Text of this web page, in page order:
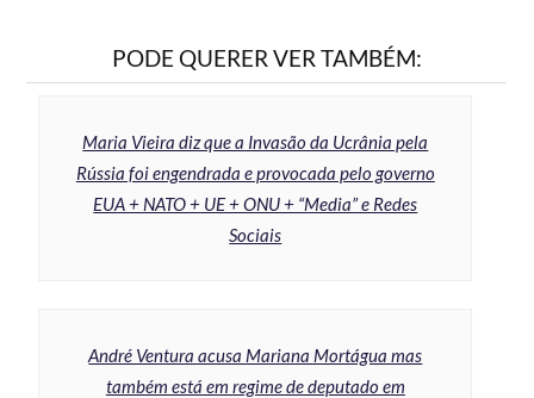
PODE QUERER VER TAMBÉM:
Maria Vieira diz que a Invasão da Ucrânia pela
Rússia foi engendrada e provocada pelo governo
EUA + NATO + UE + ONU + “Media” e Redes
Sociais
André Ventura acusa Mariana Mortágua mas
também está em regime de deputado em